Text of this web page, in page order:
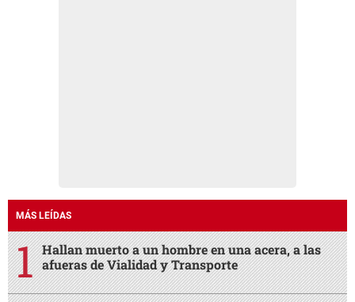
MÁS LEÍDAS
Hallan muerto a un hombre en una acera, a las
afueras de Vialidad y Transporte